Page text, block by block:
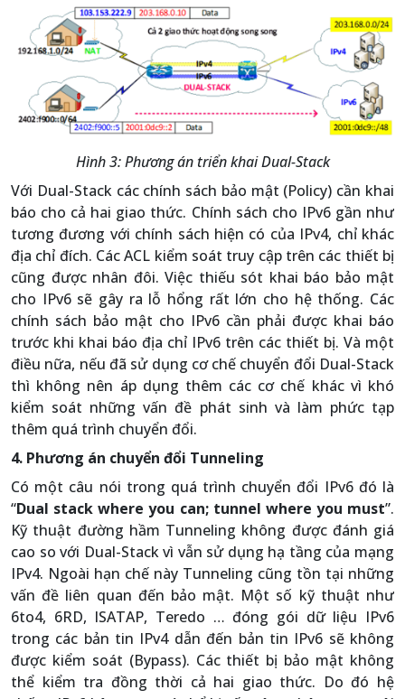
Hình 3: Phương án triển khai Dual-Stack
Với Dual-Stack các chính sách bảo mật (Policy) cần khai
báo cho cả hai giao thức. Chính sách cho IPv6 gần như
tương đương với chính sách hiện có của IPv4, chỉ khác
địa chỉ đích. Các ACL kiểm soát truy cập trên các thiết bị
cũng được nhân đôi. Việc thiếu sót khai báo bảo mật
cho IPv6 sẽ gây ra lỗ hổng rất lớn cho hệ thống. Các
chính sách bảo mật cho IPv6 cần phải được khai báo
trước khi khai báo địa chỉ IPv6 trên các thiết bị. Và một
điều nữa, nếu đã sử dụng cơ chế chuyển đổi Dual-Stack
thì không nên áp dụng thêm các cơ chế khác vì khó
kiểm soát những vấn đề phát sinh và làm phức tạp
thêm quá trình chuyển đổi.
4. Phương án chuyển đổi Tunneling
Có một câu nói trong quá trình chuyển đổi IPv6 đó là
“Dual stack where you can; tunnel where you must”.
Kỹ thuật đường hầm Tunneling không được đánh giá
cao so với Dual-Stack vì vẫn sử dụng hạ tầng của mạng
IPv4. Ngoài hạn chế này Tunneling cũng tồn tại những
vấn đề liên quan đến bảo mật. Một số kỹ thuật như
6to4, 6RD, ISATAP, Teredo … đóng gói dữ liệu IPv6
trong các bản tin IPv4 dẫn đến bản tin IPv6 sẽ không
được kiểm soát (Bypass). Các thiết bị bảo mật không
thể kiểm tra đồng thời cả hai giao thức. Do đó hệ